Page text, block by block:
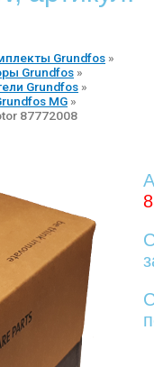
Grundfos »
Grundfos »
Grundfos »
MG »
87772008